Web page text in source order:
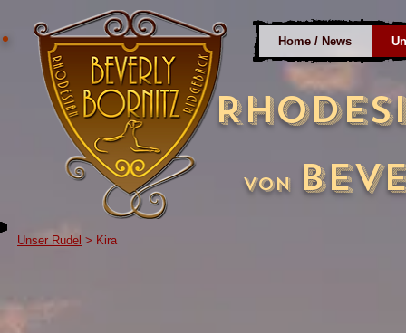
Home / News
von
Unser Rudel > Kira